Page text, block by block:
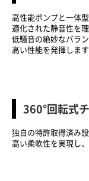
高性能ポンプと一体
適化された静音性を
低騒音の絶妙なバラ
高い性能を発揮します
360°回転式
独自の特許取得済み
高い柔軟性を実現し